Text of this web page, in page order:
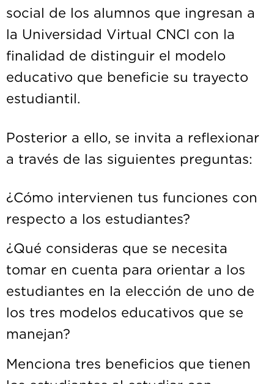
social de los alumnos que ingresan a
la Universidad Virtual CNCI con la
finalidad de distinguir el modelo
educativo que beneficie su trayecto
Posterior a ello, se invita a reflexionar
a través de las siguientes preguntas:
¿Cómo intervienen tus funciones con
respecto a los estudiantes?
¿Qué consideras que se necesita
tomar en cuenta para orientar a los
estudiantes en la elección de uno de
los tres modelos educativos que se
manejan?
Menciona tres beneficios que tienen